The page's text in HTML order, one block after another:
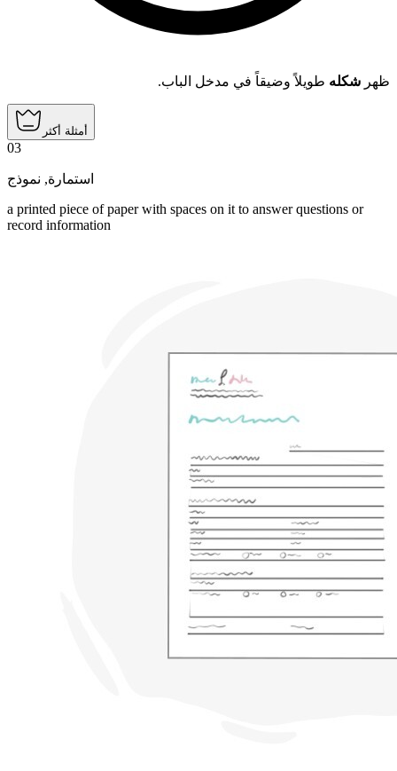
ظهر شكله طويلاً وضيقاً في مدخل الباب.
أمثلة أكثر
03
استمارة, نموذج
a printed piece of paper with spaces on it to answer questions or
record information